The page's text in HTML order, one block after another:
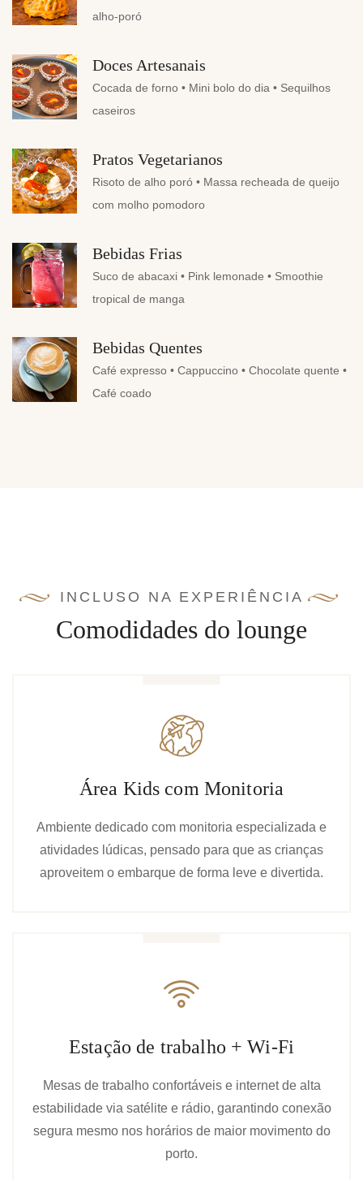
alho-poró
Doces Artesanais
Cocada de forno • Mini bolo do dia • Sequilhos
caseiros
Pratos Vegetarianos
Risoto de alho poró • Massa recheada de queijo
com molho pomodoro
Bebidas Frias
Suco de abacaxi • Pink lemonade • Smoothie
tropical de manga
Bebidas Quentes
Café expresso • Cappuccino • Chocolate quente •
Café coado
INCLUSO NA EXPERIÊNCIA
Comodidades do lounge
Área Kids com Monitoria
Ambiente dedicado com monitoria especializada e
atividades lúdicas, pensado para que as crianças
aproveitem o embarque de forma leve e divertida.
Estação de trabalho + Wi-Fi
Mesas de trabalho confortáveis e internet de alta
estabilidade via satélite e rádio, garantindo conexão
segura mesmo nos horários de maior movimento do
porto.